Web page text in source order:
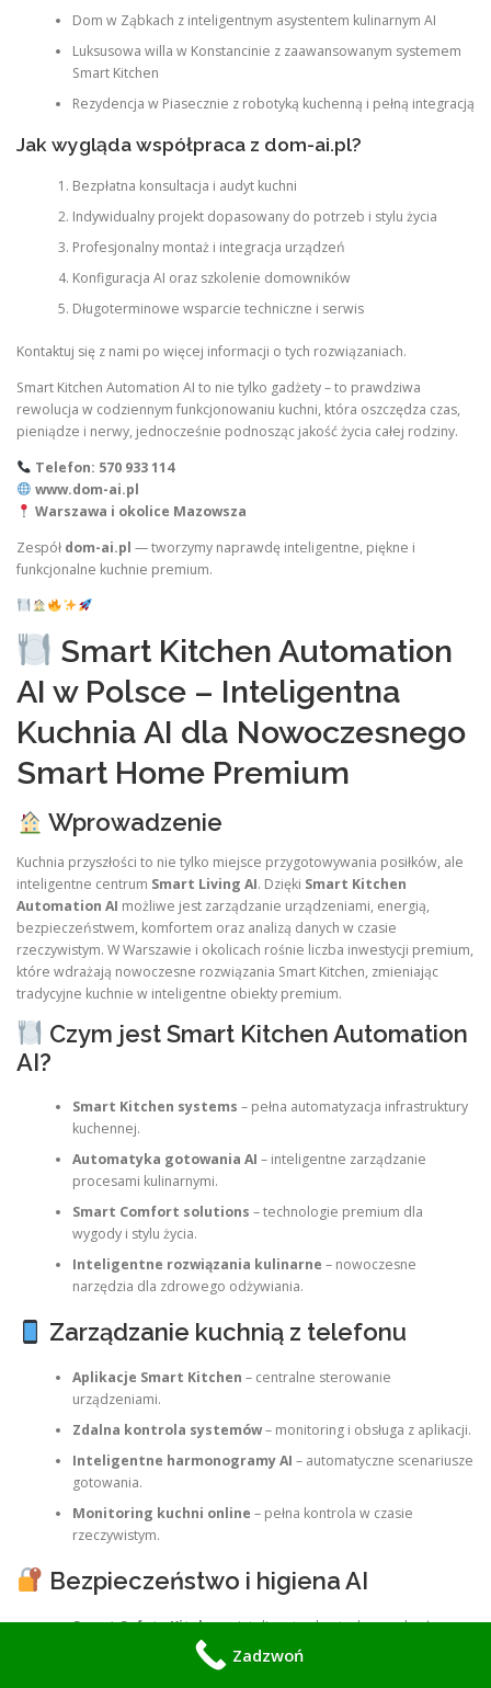
Dom w Ząbkach z inteligentnym asystentem kulinarnym AI
Luksusowa willa w Konstancinie z zaawansowanym systemem
Smart Kitchen
Rezydencja w Piasecznie z robotyką kuchenną i pełną integracją
Jak wygląda współpraca z dom-ai.pl?
Bezpłatna konsultacja i audyt kuchni
Indywidualny projekt dopasowany do potrzeb i stylu życia
Profesjonalny montaż i integracja urządzeń
Konfiguracja AI oraz szkolenie domowników
Długoterminowe wsparcie techniczne i serwis
Kontaktuj się z nami po więcej informacji o tych rozwiązaniach.
Smart Kitchen Automation AI to nie tylko gadżety – to prawdziwa
rewolucja w codziennym funkcjonowaniu kuchni, która oszczędza czas,
pieniądze i nerwy, jednocześnie podnosząc jakość życia całej rodziny.
Telefon: 570 933 114
www.dom-ai.pl
Warszawa i okolice Mazowsza
Zespół dom-ai.pl — tworzymy naprawdę inteligentne, piękne i
funkcjonalne kuchnie premium.
Smart Kitchen Automation
AI w Polsce – Inteligentna
Kuchnia AI dla Nowoczesnego
Smart Home Premium
Wprowadzenie
Kuchnia przyszłości to nie tylko miejsce przygotowywania posiłków, ale
inteligentne centrum Smart Living AI. Dzięki Smart Kitchen
Automation AI możliwe jest zarządzanie urządzeniami, energią,
bezpieczeństwem, komfortem oraz analizą danych w czasie
rzeczywistym. W Warszawie i okolicach rośnie liczba inwestycji premium,
które wdrażają nowoczesne rozwiązania Smart Kitchen, zmieniając
tradycyjne kuchnie w inteligentne obiekty premium.
Czym jest Smart Kitchen Automation
AI?
Smart Kitchen systems – pełna automatyzacja infrastruktury
kuchennej.
Automatyka gotowania AI – inteligentne zarządzanie
procesami kulinarnymi.
Smart Comfort solutions – technologie premium dla
wygody i stylu życia.
Inteligentne rozwiązania kulinarne – nowoczesne
narzędzia dla zdrowego odżywiania.
Zarządzanie kuchnią z telefonu
Aplikacje Smart Kitchen – centralne sterowanie
urządzeniami.
Zdalna kontrola systemów– monitoring i obsługa z aplikacji.
Inteligentne harmonogramy AI – automatyczne scenariusze
gotowania.
Monitoring kuchni online – pełna kontrola w czasie
rzeczywistym.
Bezpieczeństwo i higiena AI
Smart Safety Kitchen– inteligentna kontrola urządzeń.
– analiza obrazu i czujników w czasie
Zadzwoń